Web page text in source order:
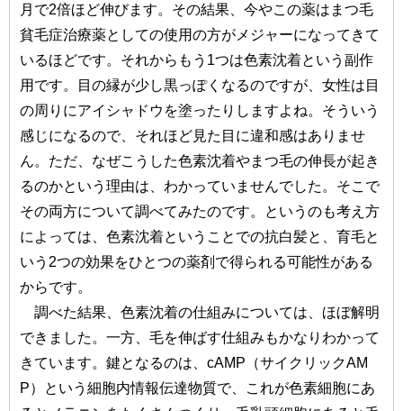
月で2倍ほど伸びます。その結果、今やこの薬はまつ毛
貧毛症治療薬としての使用の方がメジャーになってきて
いるほどです。それからもう1つは色素沈着という副作
用です。目の縁が少し黒っぽくなるのですが、女性は目
の周りにアイシャドウを塗ったりしますよね。そういう
感じになるので、それほど見た目に違和感はありませ
ん。ただ、なぜこうした色素沈着やまつ毛の伸長が起き
るのかという理由は、わかっていませんでした。そこで
その両方について調べてみたのです。というのも考え方
によっては、色素沈着ということでの抗白髪と、育毛と
いう2つの効果をひとつの薬剤で得られる可能性がある
からです。
調べた結果、色素沈着の仕組みについては、ほぼ解明
できました。一方、毛を伸ばす仕組みもかなりわかって
きています。鍵となるのは、cAMP（サイクリックAM
P）という細胞内情報伝達物質で、これが色素細胞にあ